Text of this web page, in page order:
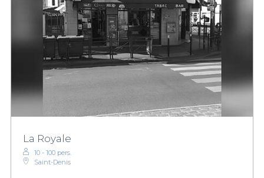
La Royale
10 - 100 pers.
Saint-Denis